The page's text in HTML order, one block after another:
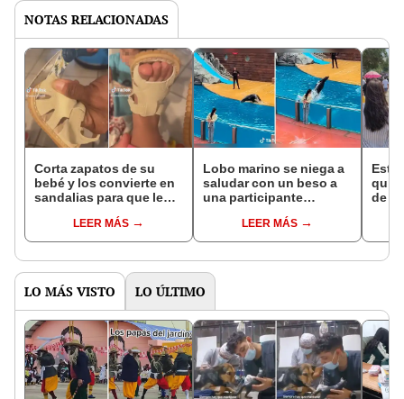
NOTAS RELACIONADAS
Corta zapatos de su
bebé y los convierte en
sandalias para que le
tragar la pobreza”
LEER MÁS
Lobo marino se niega a
saludar con un beso a
una participante
dejó ilusionada”
LEER MÁS
de
LO MÁS VISTO LO ÚLTIMO